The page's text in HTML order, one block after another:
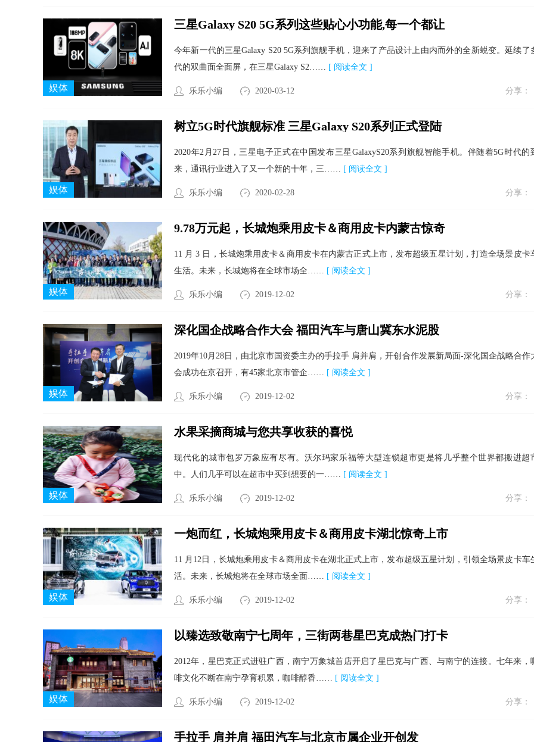
娱体
三星Galaxy S20 5G系列这些贴心小功能,每一个都让
今年新一代的三星Galaxy S20 5G系列旗舰手机，迎来了产品设计上由内而外的全新蜕变。延续了
代的双曲面全面屏，在三星Galaxy S2…… [ 阅读全文 ]
乐乐小编 2020-03-12 分享：
娱体
树立5G时代旗舰标准 三星Galaxy S20系列正式登陆
2020年2月27日，三星电子正式在中国发布三星GalaxyS20系列旗舰智能手机。伴随着5G时代的
来，通讯行业进入了又一个新的十年，三…… [ 阅读全文 ]
乐乐小编 2020-02-28 分享：
娱体
9.78万元起，长城炮乘用皮卡＆商用皮卡内蒙古惊奇
11 月 3 日，长城炮乘用皮卡＆商用皮卡在内蒙古正式上市，发布超级五星计划，打造全场景皮卡
生活。未来，长城炮将在全球市场全…… [ 阅读全文 ]
乐乐小编 2019-12-02 分享：
娱体
深化国企战略合作大会 福田汽车与唐山冀东水泥股
2019年10月28日，由北京市国资委主办的手拉手 肩并肩，开创合作发展新局面-深化国企战略合作
会成功在京召开，有45家北京市管企…… [ 阅读全文 ]
乐乐小编 2019-12-02 分享：
娱体
水果采摘商城与您共享收获的喜悦
现代化的城市包罗万象应有尽有。沃尔玛家乐福等大型连锁超市更是将几乎整个世界都搬进超
中。人们几乎可以在超市中买到想要的一…… [ 阅读全文 ]
乐乐小编 2019-12-02 分享：
娱体
一炮而红，长城炮乘用皮卡＆商用皮卡湖北惊奇上市
11 月12日，长城炮乘用皮卡＆商用皮卡在湖北正式上市，发布超级五星计划，引领全场景皮卡车
活。未来，长城炮将在全球市场全面…… [ 阅读全文 ]
乐乐小编 2019-12-02 分享：
娱体
以臻选致敬南宁七周年，三街两巷星巴克成热门打卡
2012年，星巴克正式进驻广西，南宁万象城首店开启了星巴克与广西、与南宁的连接。七年来，
啡文化不断在南宁孕育积累，咖啡醇香…… [ 阅读全文 ]
乐乐小编 2019-12-02 分享：
手拉手 肩并肩 福田汽车与北京市属企业开创发